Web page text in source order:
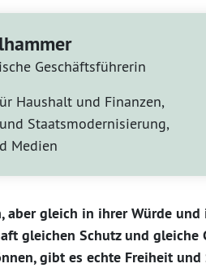
Geschäftsführerin
Haushalt und Finanzen,
Staatsmodernisierung,
Medien
aber gleich in ihrer Würde
gleichen Schutz und gleiche
gibt es echte Freiheit